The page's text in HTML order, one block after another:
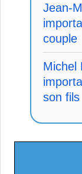
Jean-
couple
Michel
son fils